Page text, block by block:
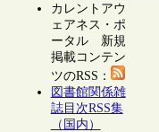
カレントアウ
ェアネス・ポ
ータル 新規
掲載コンテン
ツのRSS：
図書館関係雑
誌目次RSS集
（国内）